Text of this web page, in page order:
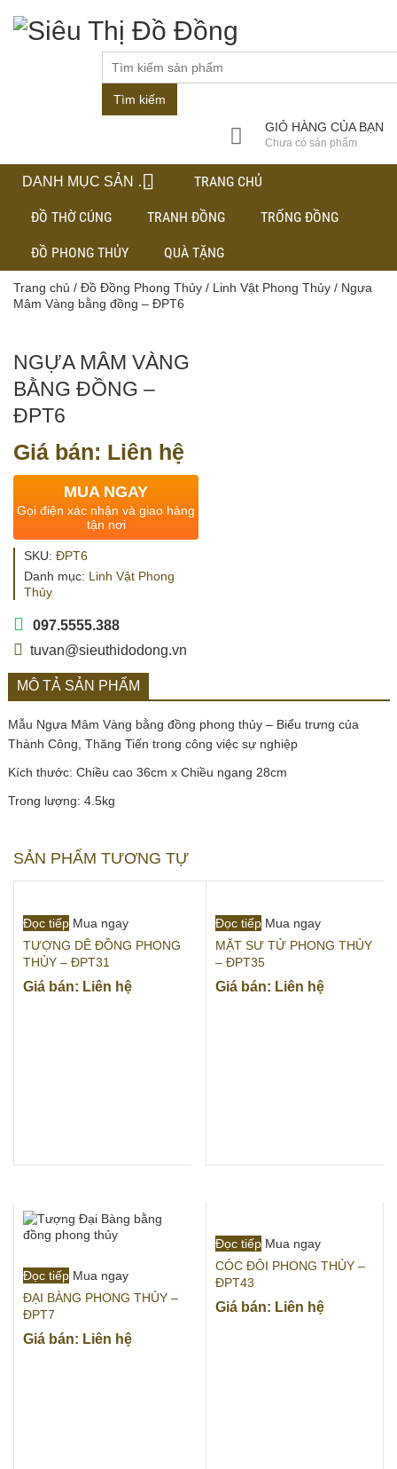
Tìm kiếm
GIỎ HÀNG CỦA BẠN
Chưa có sản phẩm
DANH MỤC SẢN PHẨM TRANG CHỦ
ĐỒ THỜ CÚNG TRANH ĐỒNG TRỐNG ĐỒNG
ĐỒ PHONG THỦY QUÀ TẶNG
Trang chủ / Đồ Đồng Phong Thủy / Linh Vật Phong Thủy / Ngựa
Mâm Vàng bằng đồng – ĐPT6
NGỰA MÂM VÀNG
BẰNG ĐỒNG –
ĐPT6
Giá bán: Liên hệ
MUA NGAY
Gọi điện xác nhận và giao hàng
tận nơi
SKU: ĐPT6
Danh mục: Linh Vật Phong
Thủy
097.5555.388
tuvan@sieuthidodong.vn
MÔ TẢ SẢN PHẨM
Mẫu Ngựa Mâm Vàng bằng đồng phong thủy – Biểu trưng của
Thành Công, Thăng Tiến trong công việc sự nghiệp
Kích thước: Chiều cao 36cm x Chiều ngang 28cm
Trong lượng: 4.5kg
SẢN PHẨM TƯƠNG TỰ
Đọc tiếp Mua ngay
TƯỢNG DÊ ĐỒNG PHONG
THỦY – ĐPT31
Giá bán: Liên hệ
Đọc tiếp Mua ngay
MẶT SƯ TỬ PHONG THỦY
– ĐPT35
Giá bán: Liên hệ
Đọc tiếp Mua ngay
ĐẠI BÀNG PHONG THỦY –
ĐPT7
Giá bán: Liên hệ
Đọc tiếp Mua ngay
CÓC ĐÔI PHONG THỦY –
ĐPT43
Giá bán: Liên hệ